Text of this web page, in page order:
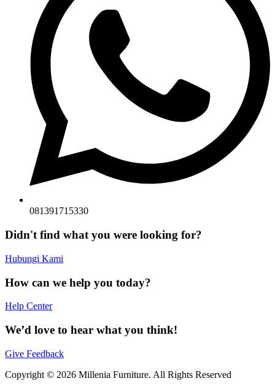
081391715330
Didn't find what you were looking for?
Hubungi Kami
How can we help you today?
Help Center
We’d love to hear what you think!
Give Feedback
Copyright © 2026 Millenia Furniture. All Rights Reserved